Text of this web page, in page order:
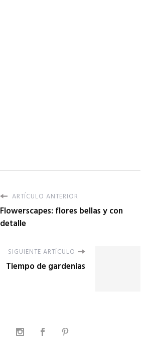
ARTÍCULO ANTERIOR
Flowerscapes: flores bellas y con
detalle
SIGUIENTE ARTÍCULO
Tiempo de gardenias